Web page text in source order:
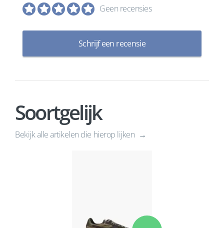
Geen recensies
Schrijf een recensie
Soortgelijk
Bekijk alle artikelen die hierop lijken